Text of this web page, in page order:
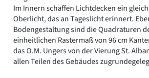
Im Innern schaffen Lichtdecken ein
Oberlicht, das an Tageslicht erinnert.
Bodengestaltung sind die Quadraturen
einheitlichen Rastermaß von 96 cm
das O.M. Ungers von der Vierung St.
allen Teilen des Gebäudes